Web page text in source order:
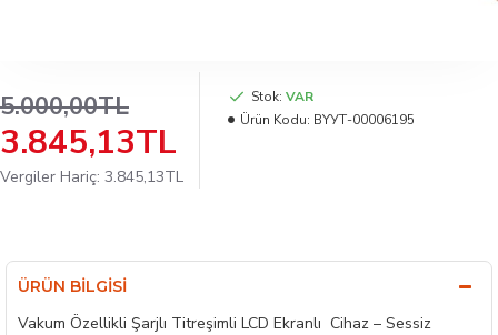
3.845,13TL
5.000,00TL
Vergiler Hariç: 3.845,13TL
Stok: VAR
Ürün Kodu: BYУТ-00006195
ÜRÜN BILGISI
Vakum Özellikli Şarjlı Titreşimli LCD Ekranlı Cihaz – Sessiz